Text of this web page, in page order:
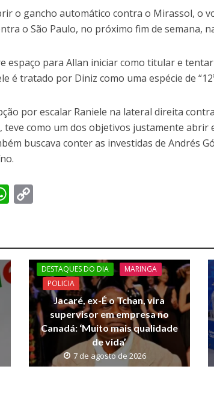
o gancho automático contra o Mirassol, o
o São Paulo, no próximo fim de semana,
espaço para Allan iniciar como titular e
é tratado por Diniz como uma espécie de
por escalar Raniele na lateral direita
teve como um dos objetivos justamente abrir
buscava conter as investidas de Andrés
W
s
A
p
y
Li
n
k
DESTAQUES DO DIA
MARINGA
POLICIA
Jacaré, ex-É o Tchan, vira
supervisor em empresa no
Canadá: ‘Muito mais qualidade
de vida’
7 de agosto de 2026